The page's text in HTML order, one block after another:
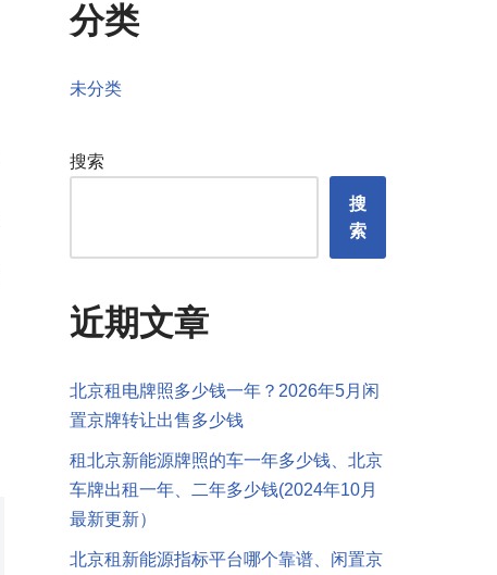
分类
未分类
搜索
搜
索
近期文章
北京租电牌照多少钱一年？2026年5月闲
置京牌转让出售多少钱
租北京新能源牌照的车一年多少钱、北京
车牌出租一年、二年多少钱(2024年10月
最新更新）
北京租新能源指标平台哪个靠谱、闲置京